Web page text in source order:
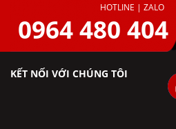
HOTLINE | ZALO
0964 480 404
KẾT NỐI VỚI CHÚNG TÔI